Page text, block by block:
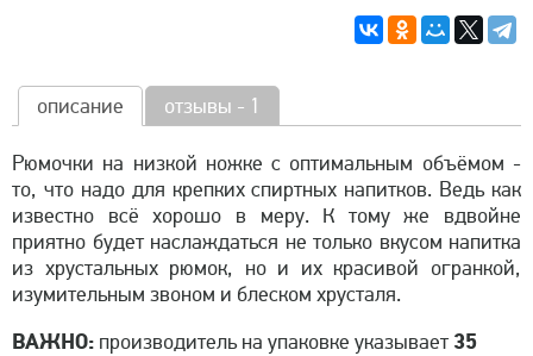
описание отзывы - 1
Рюмочки на низкой ножке с оптимальным объёмом -
то, что надо для крепких спиртных напитков. Ведь как
известно всё хорошо в меру. К тому же вдвойне
приятно будет наслаждаться не только вкусом напитка
из хрустальных рюмок, но и их красивой огранкой,
изумительным звоном и блеском хрусталя.
ВАЖНО: производитель на упаковке указывает 35